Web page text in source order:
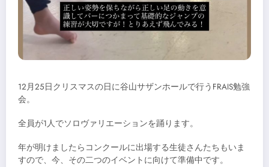
12月25日クリスマスの日に谷山サザンホールで行うFRAIS勉強
会。
全員が1人でソロヴァリエーションを踊ります。
年が明けましたらコンクールに出場する生徒さんたちもいま
すので、今、その二つのイベントに向けて準備中です。